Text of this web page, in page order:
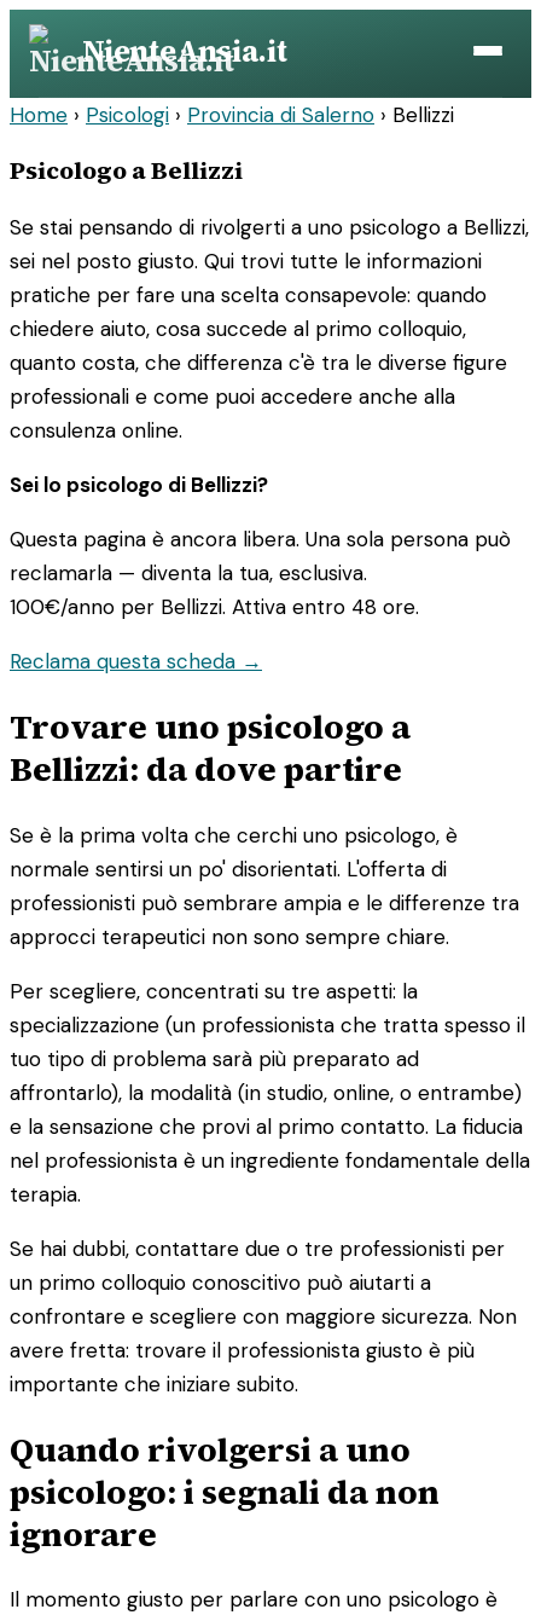
Vai
contenuto
NienteAnsia.it
Home › Psicologi › Provincia di Salerno › Bellizzi
Psicologo a Bellizzi
Se stai pensando di rivolgerti a uno psicologo a Bellizzi,
sei nel posto giusto. Qui trovi tutte le informazioni
pratiche per fare una scelta consapevole: quando
chiedere aiuto, cosa succede al primo colloquio,
quanto costa, che differenza c'è tra le diverse figure
professionali e come puoi accedere anche alla
consulenza online.
Sei lo psicologo di Bellizzi?
Questa pagina è ancora libera. Una sola persona può
reclamarla — diventa la tua, esclusiva.
100€/anno per Bellizzi. Attiva entro 48 ore.
Reclama questa scheda →
Trovare uno psicologo a
Bellizzi: da dove partire
Se è la prima volta che cerchi uno psicologo, è
normale sentirsi un po' disorientati. L'offerta di
professionisti può sembrare ampia e le differenze tra
approcci terapeutici non sono sempre chiare.
Per scegliere, concentrati su tre aspetti: la
specializzazione (un professionista che tratta spesso il
tuo tipo di problema sarà più preparato ad
affrontarlo), la modalità (in studio, online, o entrambe)
e la sensazione che provi al primo contatto. La fiducia
nel professionista è un ingrediente fondamentale della
terapia.
Se hai dubbi, contattare due o tre professionisti per
un primo colloquio conoscitivo può aiutarti a
confrontare e scegliere con maggiore sicurezza. Non
avere fretta: trovare il professionista giusto è più
importante che iniziare subito.
Quando rivolgersi a uno
psicologo: i segnali da non
ignorare
Il momento giusto per parlare con uno psicologo è